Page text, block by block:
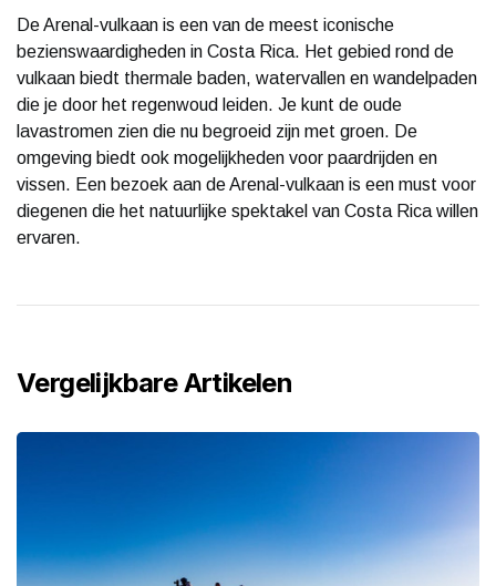
De Arenal-vulkaan is een van de meest iconische
bezienswaardigheden in Costa Rica. Het gebied rond de
vulkaan biedt thermale baden, watervallen en wandelpaden
die je door het regenwoud leiden. Je kunt de oude
lavastromen zien die nu begroeid zijn met groen. De
omgeving biedt ook mogelijkheden voor paardrijden en
vissen. Een bezoek aan de Arenal-vulkaan is een must voor
diegenen die het natuurlijke spektakel van Costa Rica willen
ervaren.
Vergelijkbare Artikelen